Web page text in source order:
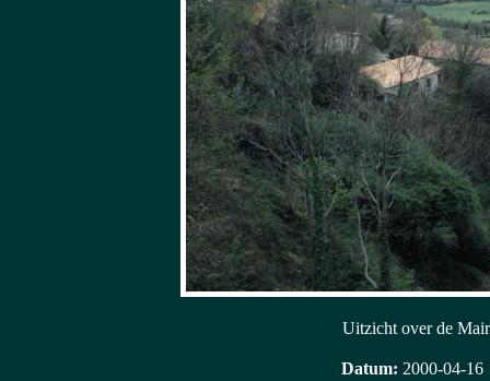
Uitzicht over de
Datum: 2000-04-16